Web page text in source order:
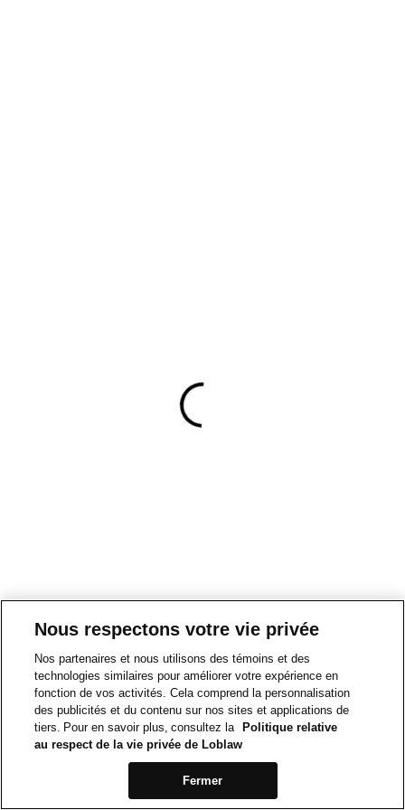
Nous respectons votre vie privée
Nos partenaires et nous utilisons des témoins et des
technologies similaires pour améliorer votre expérience en
fonction de vos activités. Cela comprend la personnalisation
des publicités et du contenu sur nos sites et applications de
tiers. Pour en savoir plus, consultez la
Politique relative
au respect de la vie privée de Loblaw
Fermer